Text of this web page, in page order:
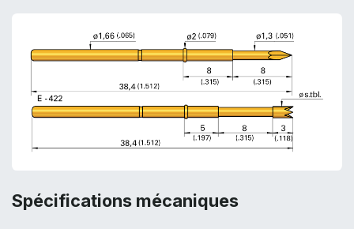
Spécifications mécaniques